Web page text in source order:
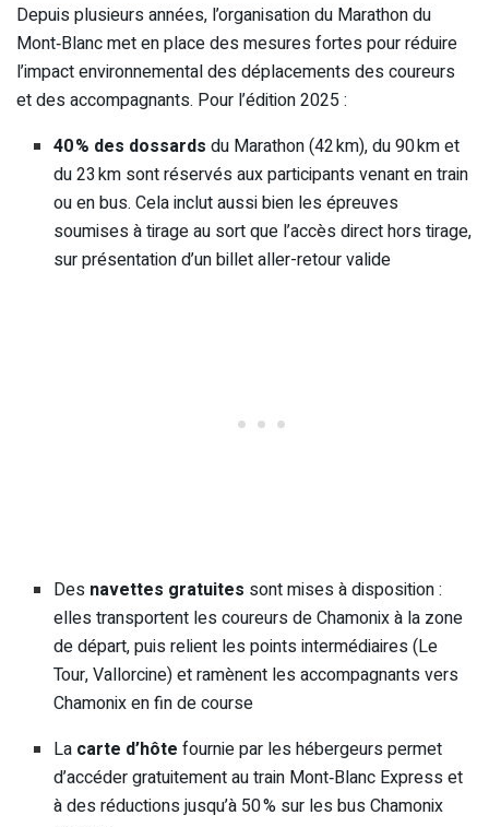
Depuis plusieurs années, l’organisation du Marathon du
Mont‑Blanc met en place des mesures fortes pour réduire
l’impact environnemental des déplacements des coureurs
et des accompagnants. Pour l’édition 2025 :
40 % des dossards du Marathon (42 km), du 90 km et
du 23 km sont réservés aux participants venant en train
ou en bus. Cela inclut aussi bien les épreuves
soumises à tirage au sort que l’accès direct hors tirage,
sur présentation d’un billet aller-retour valide
Des navettes gratuites sont mises à disposition :
elles transportent les coureurs de Chamonix à la zone
de départ, puis relient les points intermédiaires (Le
Tour, Vallorcine) et ramènent les accompagnants vers
Chamonix en fin de course
La carte d’hôte fournie par les hébergeurs permet
d’accéder gratuitement au train Mont‑Blanc Express et
à des réductions jusqu’à 50 % sur les bus Chamonix